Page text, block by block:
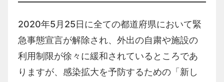
2020年5 月 25日に全ての都道府県において緊
急事態宣言が解除され、外出の自粛や施設の
利用制限が徐々に緩和されているところであ
りますが、感染拡大を予防するための「新し